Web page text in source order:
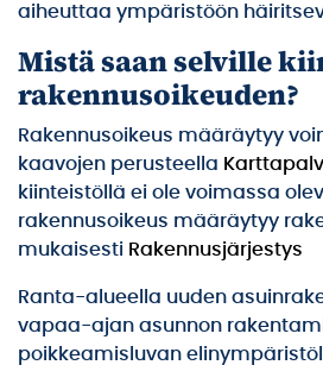
aiheuttaa ympäristöön
Mistä saan selville
rakennusoikeuden?
Rakennusoikeus määräytyy
kaavojen perusteella
kiinteistöllä ei ole voimassa
rakennusoikeus määräytyy
mukaisesti Rakennusjärjestys
Ranta-alueella uuden
vapaa-ajan asunnon
poikkeamisluvan